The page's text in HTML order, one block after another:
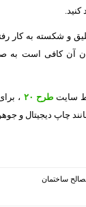
کنید.
و شکسته به کار
آن کافی است به
سایتطرح ۲۰
،
چاپ دیجیتال و
ساختمان